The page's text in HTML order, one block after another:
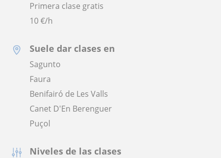
Primera clase gratis
10€/h
Suele dar clases en
Sagunto
Faura
Benifairó de Les Valls
Canet D'En Berenguer
Puçol
Niveles de las clases